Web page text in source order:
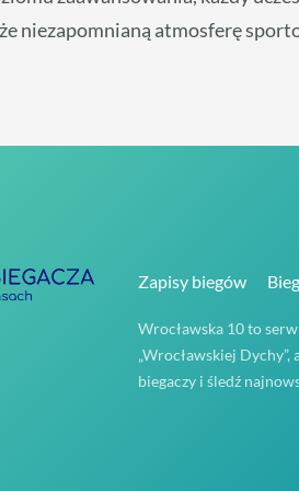
niezapomnianą atmosferę
Zapisy biegów
Wrocławska 10 to
„Wrocławskiej
biegaczy i śledź